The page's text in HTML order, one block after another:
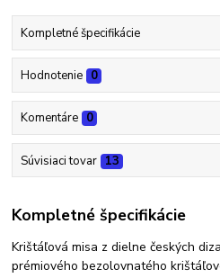
Kompletné špecifikácie
Hodnotenie 0
Komentáre 0
Súvisiaci tovar 13
Kompletné špecifikácie
Krištáľová misa z dielne českých
prémiového bezolovnatého